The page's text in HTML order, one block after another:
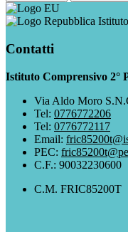
Contatti
Istituto Comprensivo 2°
Via Aldo Moro
Tel: 0776772206
Tel: 0776772117
Email:
PEC:
C.F.: 90032230600
C.M. FRIC85200T